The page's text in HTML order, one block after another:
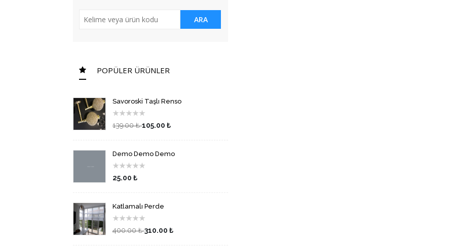
ARA
POPÜLER ÜRÜNLER
Savoroski Taşlı Renso
★★★★★
139.00 ₺105.00 ₺
Demo Demo Demo
★★★★★
25.00 ₺
Katlamalı Perde
★★★★★
400.00 ₺310.00 ₺